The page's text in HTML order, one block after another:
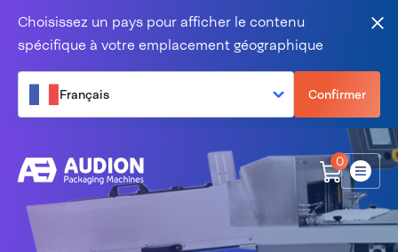
Choisissez un pays pour afficher le contenu
spécifique à votre emplacement géographique
Français Confirmer
0
Menu